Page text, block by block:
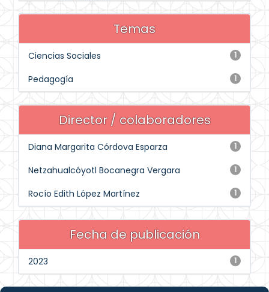
Temas
1
Ciencias Sociales
1
Pedagogía
Director / colaboradores
1
Diana Margarita Córdova Esparza
1
Netzahualcóyotl Bocanegra Vergara
1
Rocío Edith López Martínez
Fecha de publicación
1
2023